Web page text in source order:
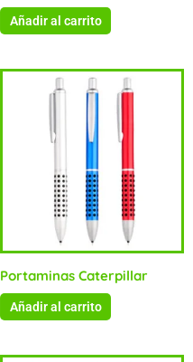
Añadir al carrito
Portaminas Caterpillar
Añadir al carrito